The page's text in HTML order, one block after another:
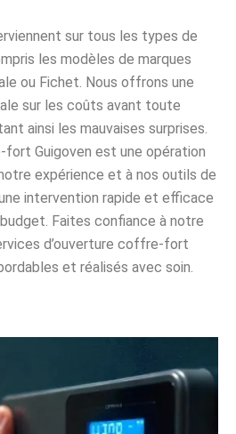
sur tous les types de
les modèles de marques
ou Fichet. Nous offrons une
sur les coûts avant toute
ainsi les mauvaises surprises.
Guigoven est une opération
expérience et à nos outils de
intervention rapide et efficace
Faites confiance à notre
d’ouverture coffre-fort
et réalisés avec soin.